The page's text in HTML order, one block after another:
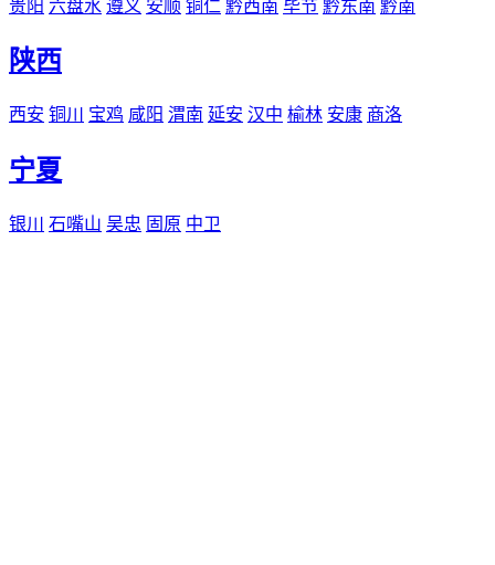
贵阳 六盘水 遵义 安顺 铜仁 黔西南 毕节 黔东南 黔南
陕西
西安 铜川 宝鸡 咸阳 渭南 延安 汉中 榆林 安康 商洛
宁夏
银川 石嘴山 吴忠 固原 中卫